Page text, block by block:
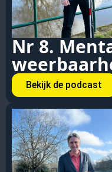
Nr 8.
Bekijk de podcast